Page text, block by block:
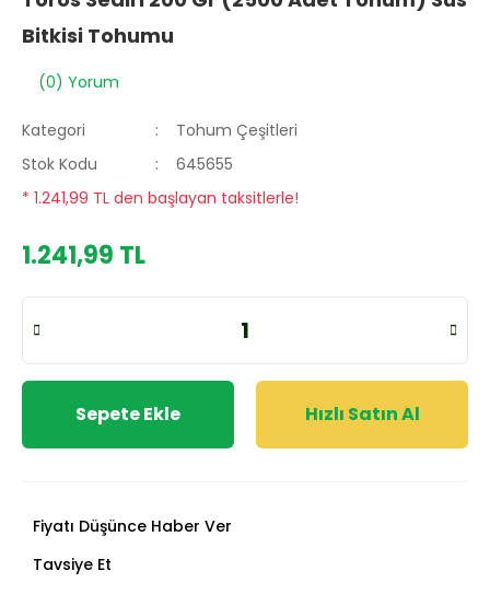
Bitkisi Tohumu
(0) Yorum
Kategori
Tohum Çeşitleri
Stok Kodu
645655
* 1.241,99 TL den başlayan taksitlerle!
1.241,99 TL
Sepete Ekle Hızlı Satın Al
Fiyatı Düşünce Haber Ver
Tavsiye Et